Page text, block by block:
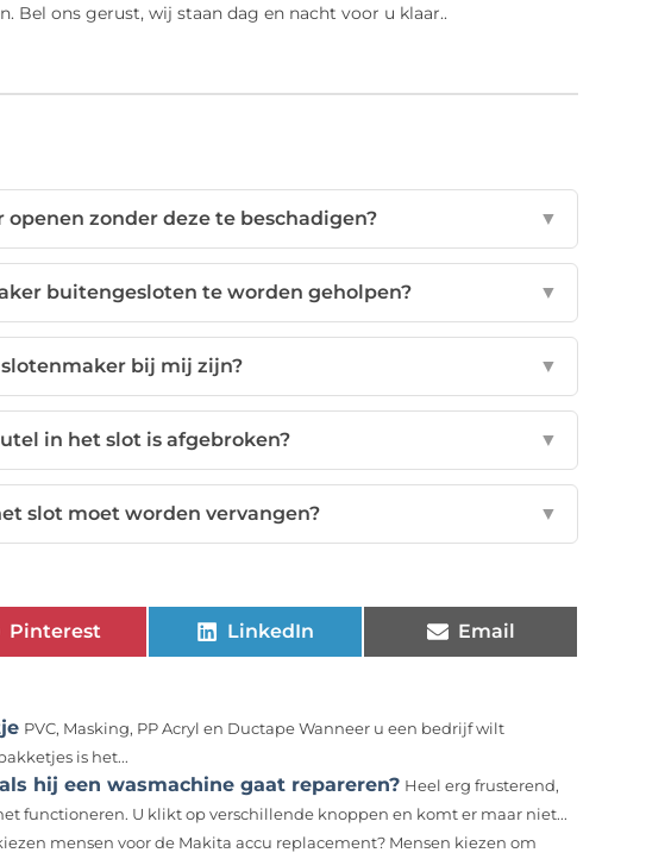
Bel ons gerust, wij staan dag en nacht voor u klaar..
zonder deze te beschadigen? ▼
buitengesloten te worden geholpen? ▼
slotenmaker bij mij zijn? ▼
in het slot is afgebroken? ▼
slot moet worden vervangen? ▼
Pinterest LinkedIn Email
PVC, Masking, PP Acryl en Ductape Wanneer u een bedrijf wilt
is het...
hij een wasmachine gaat repareren? Heel erg frusterend,
functioneren. U klikt op verschillende knoppen en komt er maar niet...
mensen voor de Makita accu replacement? Mensen kiezen om